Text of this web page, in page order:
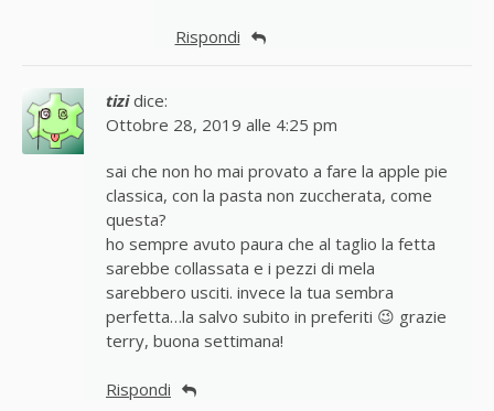
Rispondi
tizi dice:
Ottobre 28, 2019 alle 4:25 pm
sai che non ho mai provato a fare la apple pie
classica, con la pasta non zuccherata, come
questa?
ho sempre avuto paura che al taglio la fetta
sarebbe collassata e i pezzi di mela
sarebbero usciti. invece la tua sembra
perfetta…la salvo subito in preferiti 😉 grazie
terry, buona settimana!
Rispondi